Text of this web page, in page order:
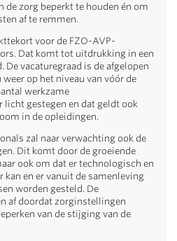
de zorg beperkt te houden én om
af te remmen.
voor de FZO-AVP-
Dat komt tot uitdrukking in een
De vacaturegraad is de afgelopen
op het niveau van vóór de
werkzame
licht gestegen en dat geldt ook
in de opleidingen.
zal naar verwachting ook de
Dit komt door de groeiende
ook om dat er technologisch en
en er vanuit de samenleving
worden gesteld. De
af doordat zorginstellingen
van de stijging van de